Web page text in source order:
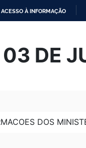
ACESSO À INFORMAÇÃO
DE
DOS